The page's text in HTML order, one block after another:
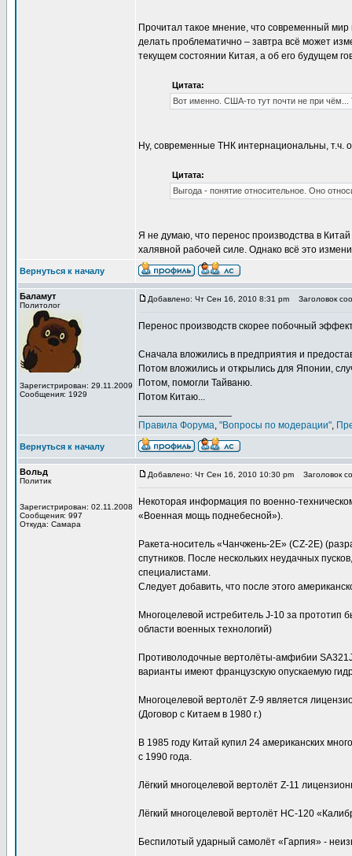
Прочитал такое мнение, что современный
делать проблематично – завтра всё может
текущем состоянии Китая, а об его будущем
Цитата:
Вот именно. США-то тут почти не при
Ну, современные ТНК интернациональны, т.ч.
Цитата:
Выгода - понятие относительное. Оно
Я не думаю, что перенос производства в
халявной рабочей силе. Однако всё это
Вернуться к началу
Баламут
Политолог
Зарегистрирован: 29.11.2009
Сообщения: 1929
Добавлено: Чт Сен 16, 2010 8:31 pm Заголовок
Перенос производств скорее побочный
Сначала вложились в предприятия и
Потом вложились и открылись для Японии,
Потом, помогли Тайваню.
Потом Китаю...
Правила Форума, "Вопросы по модерации",
Вернуться к началу
Вольд
Политик
Зарегистрирован: 02.11.2008
Сообщения: 997
Откуда: Самара
Добавлено: Чт Сен 16, 2010 10:30 pm Заголовок
Некоторая информация по военно-
«Военная мощь поднебесной»).
Ракета-носитель «Чанчжень-2Е» (CZ-2E)
спутников. После нескольких неудачных
специалистами.
Следует добавить, что после этого
Многоцелевой истребитель J-10 за прототип
области военных технологий)
Противолодочные вертолёты-амфибии
варианты имеют французскую опускаемую
Многоцелевой вертолёт Z-9 является
(Договор с Китаем в 1980 г.)
В 1985 году Китай купил 24 американских
с 1990 года.
Лёгкий многоцелевой вертолёт Z-11
Лёгкий многоцелевой вертолёт НС-120
Беспилотый ударный самолёт «Гарпия» -